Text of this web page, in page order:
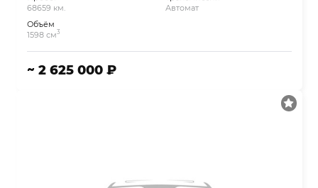
68659 км.
Объём
1598 см3
Автомат
~ 2 625 000 ₽